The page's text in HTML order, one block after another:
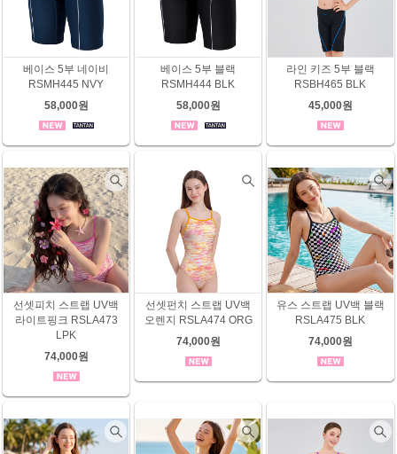
베이스 5부 네이비
RSMH445 NVY
58,000원
베이스 5부 블랙
RSMH444 BLK
58,000원
라인 키즈 5부 블랙
RSBH465 BLK
45,000원
선셋피치 스트랩 UV백
라이트핑크 RSLA473
LPK
74,000원
선셋펀치 스트랩 UV백
오렌지 RSLA474 ORG
74,000원
유스 스트랩 UV백 블랙
RSLA475 BLK
74,000원